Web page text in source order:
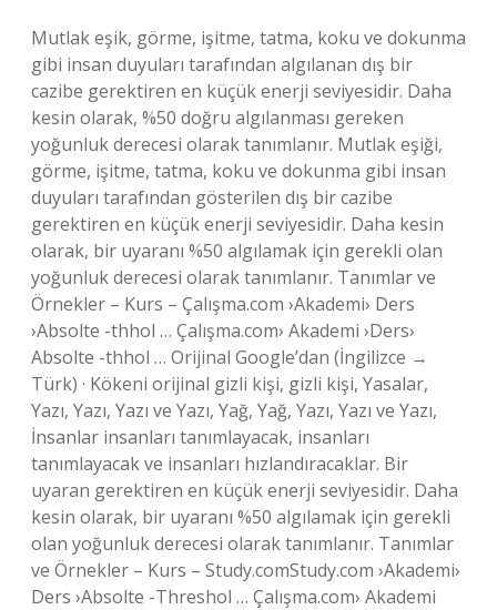
Mutlak eşik, görme, işitme, tatma, koku ve dokunma
gibi insan duyuları tarafından algılanan dış bir
cazibe gerektiren en küçük enerji seviyesidir. Daha
kesin olarak, %50 doğru algılanması gereken
yoğunluk derecesi olarak tanımlanır. Mutlak eşiği,
görme, işitme, tatma, koku ve dokunma gibi insan
duyuları tarafından gösterilen dış bir cazibe
gerektiren en küçük enerji seviyesidir. Daha kesin
olarak, bir uyaranı %50 algılamak için gerekli olan
yoğunluk derecesi olarak tanımlanır. Tanımlar ve
Örnekler – Kurs – Çalışma.com ›Akademi› Ders
›Absolte -thhol … Çalışma.com› Akademi ›Ders›
Absolte -thhol … Orijinal Google’dan (İngilizce →
Türk) · Kökeni orijinal gizli kişi, gizli kişi, Yasalar,
Yazı, Yazı, Yazı ve Yazı, Yağ, Yağ, Yazı, Yazı ve Yazı,
İnsanlar insanları tanımlayacak, insanları
tanımlayacak ve insanları hızlandıracaklar. Bir
uyaran gerektiren en küçük enerji seviyesidir. Daha
kesin olarak, bir uyaranı %50 algılamak için gerekli
olan yoğunluk derecesi olarak tanımlanır. Tanımlar
ve Örnekler – Kurs – Study.comStudy.com ›Akademi›
Ders ›Absolte -Threshol … Çalışma.com› Akademi